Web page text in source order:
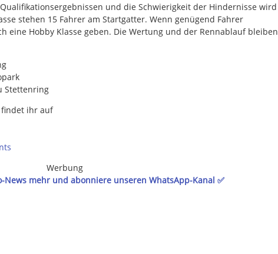
und die Schwierigkeit der Hindernisse wird
stehen 15 Fahrer am Startgatter. Wenn genügend Fahrer
eine Hobby Klasse geben. Die Wertung und der Rennablauf bleiben
Stettenring
findet ihr auf
Werbung
News mehr und abonniere unseren WhatsApp-Kanal ✅